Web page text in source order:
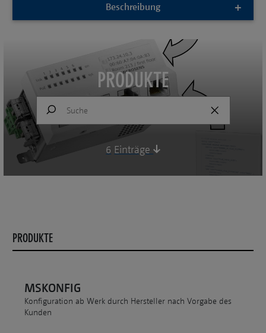
Beschreibung
6 Einträge
PRODUKTE
PRODUKTE
MSKONFIG
Konfiguration ab Werk durch Hersteller nach Vorgabe des
Kunden